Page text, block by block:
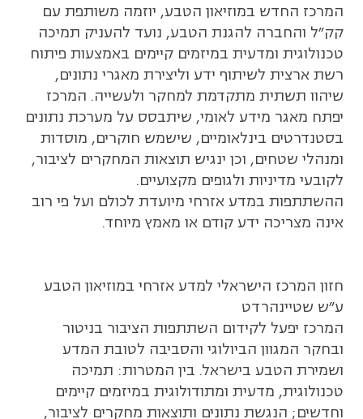
המרכז החדש במוזיאון הטבע, יוזמה משותפת עם
קק"ל והחברה להגנת הטבע, נועד להעניק תמיכה
טכנולוגית ומדעית במיזמים קיימים באמצעות פיתוח
רשת ארצית לשיתוף ידע וליצירת מאגרי נתונים,
שיהוו תשתית מתקדמת למחקר ולעשייה. המרכז
יפתח מאגר מידע לאומי, שיתבסס על מערכת נתונים
בסטנדרטים בינלאומיים, שישמש חוקרים, מוסדות
ומנהלי שטחים, וכן ינגיש תוצאות המחקרים לציבור,
לקובעי מדיניות ולגופים מקצועיים.
ההשתתפות במדע אזרחי מיועדת לכולם ועל פי רוב
אינה מצריכה ידע קודם או מאמץ מיוחד.
חזון המרכז הישראלי למדע אזרחי במוזיאון הטבע
ע"ש שטיינהרדט
המרכז יפעל לקידום השתתפות הציבור בניטור
ובחקר המגוון הביולוגי והסביבה לטובת המדע
ושמירת הטבע בישראל. בין המטרות: תמיכה
טכנולוגית, מדעית ומתודולוגית במיזמים קיימים
וחדשים; הנגשת נתונים ותוצאות מחקרים לציבור,